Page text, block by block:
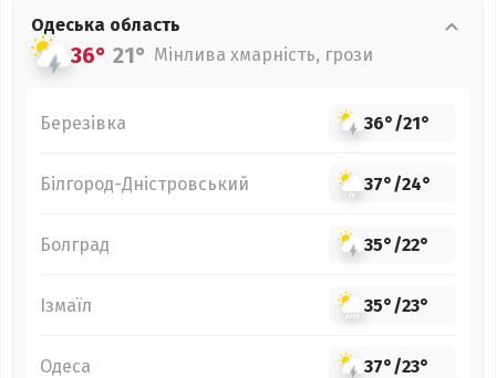
Одеська область
36° 21° Мінлива хмарність, грози
Березівка 36°/21°
Білгород-Дністровський 37°/24°
Болград 35°/22°
Ізмаїл 35°/23°
Одеса 37°/23°